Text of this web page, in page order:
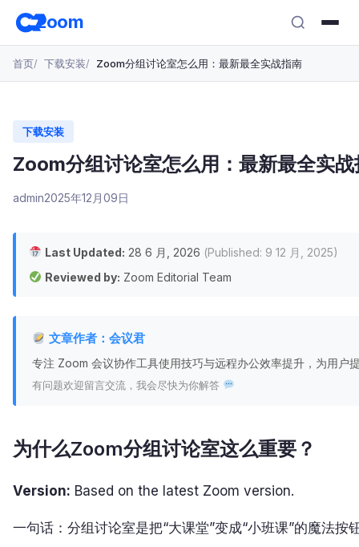
至
zoom
首页 下载安装 Zoom分组讨论室怎么用：最新最全实战指南
下载安装
Zoom分组讨论室怎么用：最新最全实战
admin2025年12月09日
Last Updated: 28 6 月, 2026 (Published: 9 12 月, 2025)
Reviewed by: Zoom Editorial Team
文章作者：会议君
专注 Zoom 会议协作工具使用技巧与远程办公效率提升，为用户
有问题欢迎留言交流，我会尽快为你解答
为什么Zoom分组讨论室这么重要？
Version: Based on the latest Zoom version.
一句话：分组讨论室是把“大课堂”变成“小班课”的魔法按